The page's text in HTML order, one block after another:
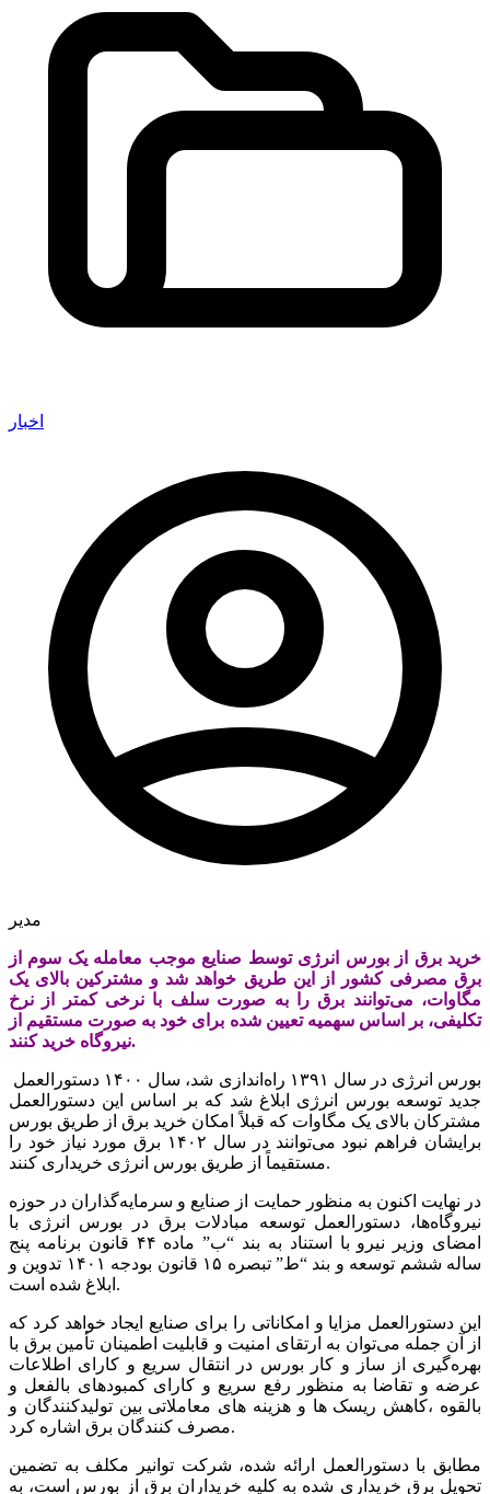
اخبار
مدیر
خرید برق از بورس انرژی توسط صنایع موجب معامله یک سوم از
برق مصرفی کشور از این طریق خواهد شد و مشترکین بالای یک
مگاوات، می‌توانند برق را به صورت سلف با نرخی کمتر از نرخ
تکلیفی، بر اساس سهمیه تعیین شده برای خود به صورت مستقیم از
نیروگاه خرید کنند.
جدید توسعه بورس انرژی ابلاغ شد که بر اساس این دستورالعمل
مشترکان بالای یک مگاوات که قبلاً امکان خرید برق از طریق بورس
برایشان فراهم نبود می‌توانند در سال ۱۴۰۲ برق مورد نیاز خود را
مستقیماً از طریق بورس انرژی خریداری کنند.
در نهایت اکنون به منظور حمایت از صنایع و سرمایه‌گذاران در حوزه
نیروگاه‌ها، دستورالعمل توسعه مبادلات برق در بورس انرژی با
امضای وزیر نیرو با استناد به بند “ب” ماده ۴۴ قانون برنامه پنج
ساله ششم توسعه و بند “ط” تبصره ۱۵ قانون بودجه ۱۴۰۱ تدوین و
ابلاغ شده است.
این دستورالعمل مزایا و امکاناتی را برای صنایع ایجاد خواهد کرد که
از آن جمله می‌توان به ارتقای امنیت و قابلیت اطمینان تأمین برق با
بهره‌گیری از ساز و کار بورس در انتقال سریع و کارای اطلاعات
عرضه و تقاضا به منظور رفع سریع و کارای کمبودهای بالفعل و
بالقوه ،کاهش ریسک ها و هزینه های معاملاتی بین تولیدکنندگان و
مصرف کنندگان برق اشاره کرد.
مطابق با دستورالعمل ارائه شده، شرکت توانیر مکلف به تضمین
تحویل برق خریداری شده به کلیه خریداران برق از بورس است، به